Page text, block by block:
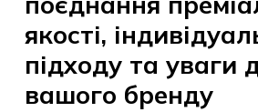
якості,
підходу та уваги
вашого бренду